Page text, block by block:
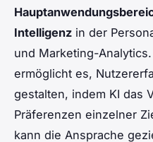
Intelligenz in der
und Marketing-
ermöglicht es,
gestalten, indem KI das
Präferenzen einzelner
kann die Ansprache